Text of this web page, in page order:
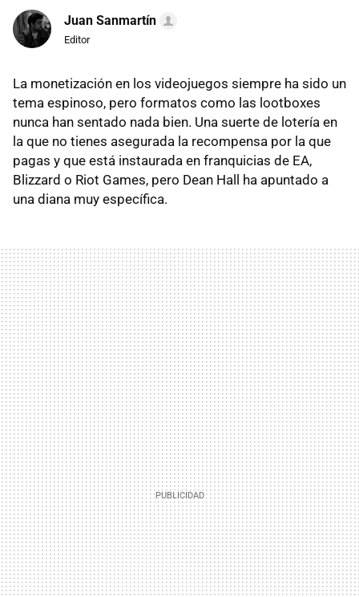
Juan Sanmartín
Editor
La monetización en los videojuegos siempre ha sido un
tema espinoso, pero formatos como las lootboxes
nunca han sentado nada bien. Una suerte de lotería en
la que no tienes asegurada la recompensa por la que
pagas y que está instaurada en franquicias de EA,
Blizzard o Riot Games, pero Dean Hall ha apuntado a
una diana muy específica.